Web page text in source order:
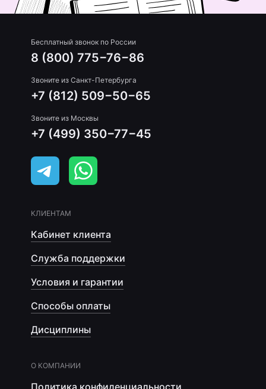
Бесплатный звонок по России
8 (800) 775−76−86
Звоните из Санкт-Петербурга
+7 (812) 509−50−65
Звоните из Москвы
+7 (499) 350−77−45
КЛИЕНТАМ
Кабинет клиента
Служба поддержки
Условия и гарантии
Способы оплаты
Дисциплины
О КОМПАНИИ
Политика конфиденциальности